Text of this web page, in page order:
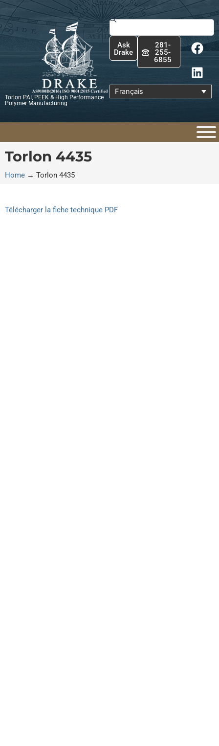
Aller
au
contenu
Torlon PAI, PEEK & High Performance
Polymer Manufacturing
Rechercher
Ask
Drake
281-
255-
6855
F
a
c
e
b
o
k
L
i
n
k
e
d
n
Français
Torlon 4435
Home → Torlon 4435
Télécharger la fiche technique PDF